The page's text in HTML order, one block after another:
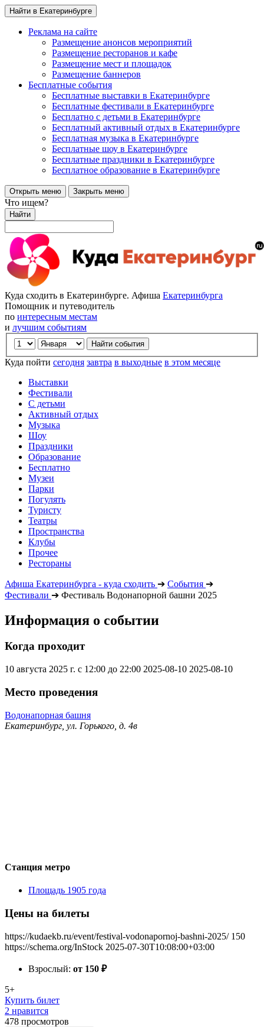
Найти в Екатеринбурге
Реклама на сайте
Размещение анонсов мероприятий
Размещение ресторанов и кафе
Размещение мест и площадок
Размещение баннеров
Бесплатные события
Бесплатные выставки в Екатеринбурге
Бесплатные фестивали в Екатеринбурге
Бесплатно с детьми в Екатеринбурге
Бесплатный активный отдых в Екатеринбурге
Бесплатная музыка в Екатеринбурге
Бесплатные шоу в Екатеринбурге
Бесплатные праздники в Екатеринбурге
Бесплатное образование в Екатеринбурге
Открыть меню Закрыть меню
Что ищем?
Найти
Куда сходить в Екатеринбурге. Афиша Екатеринбурга
Помощник и путеводитель
по интересным местам
и лучшим событиям
Куда пойти сегодня завтра в выходные в этом месяце
Выставки
Фестивали
С детьми
Активный отдых
Музыка
Шоу
Праздники
Образование
Бесплатно
Музеи
Парки
Погулять
Туристу
Театры
Пространства
Клубы
Прочее
Рестораны
Афиша Екатеринбурга - куда сходить ➔ События ➔
Фестивали ➔ Фестиваль Водонапорной башни 2025
Информация о событии
Когда проходит
10 августа 2025 г. с 12:00 до 22:00 2025-08-10 2025-08-10
Место проведения
Водонапорная башня
Екатеринбург, ул. Горького, д. 4в
Станция метро
Площадь 1905 года
Цены на билеты
https://kudaekb.ru/event/festival-vodonapornoj-bashni-2025/ 150
https://schema.org/InStock 2025-07-30T10:08:00+03:00
Взрослый: от 150 ₽
5+
Купить билет
2 нравится
478 просмотров